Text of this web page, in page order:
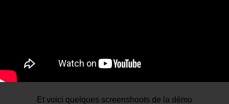
Et voici quelques screenshoots de la démo